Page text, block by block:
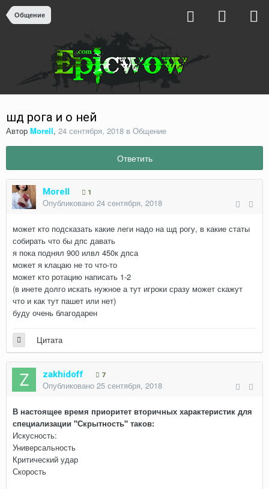
Общение
шд рога и о ней
Автор Morell, 24 сентября, 2018 в Общение
Ответить
Morell 1
Опубликовано 24 сентября, 2018
может кто подсказать какие леги надо на шд рогу, в какие статы
собирать что бы дпс давать
я пока поднял 900 илвл 450к дпса
может я клацаю не то что-то
может кто ротацию написать 1-2
(в инете долго искать нужное а тут игроки сразу может скажут
что и как тут пашет или нет)
буду очень благодарен
Цитата
zakhidoff 7
Опубликовано 25 сентября, 2018
В настоящее время приоритет вторичных характеристик для
специализации "Скрытность" таков:
Искусность:
Универсальность
Критический удар
Скорость